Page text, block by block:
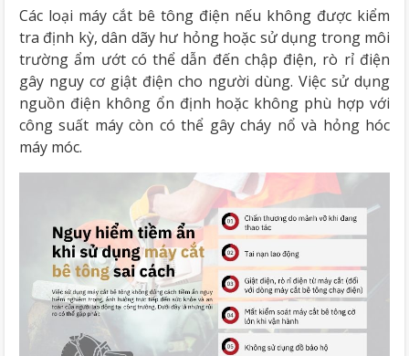
Các loại máy cắt bê tông điện nếu không được kiểm
tra định kỳ, dân dãy hư hỏng hoặc sử dụng trong môi
trường ẩm ướt có thể dẫn đến chập điện, rò rỉ điện
gây nguy cơ giật điện cho người dùng. Việc sử dụng
nguồn điện không ổn định hoặc không phù hợp với
công suất máy còn có thể gây cháy nổ và hỏng hóc
máy móc.